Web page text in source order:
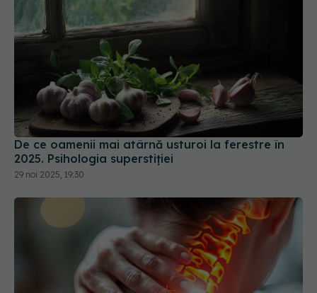
De ce oamenii mai atârnă usturoi la ferestre în
2025. Psihologia superstiției
29 noi 2025, 19:30